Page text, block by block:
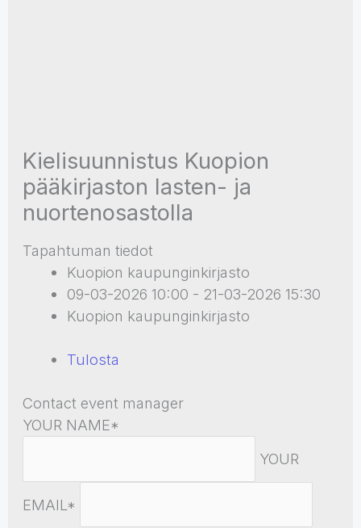
Kielisuunnistus Kuopion
pääkirjaston lasten- ja
nuortenosastolla
Tapahtuman tiedot
Kuopion kaupunginkirjasto
09-03-2026 10:00 - 21-03-2026 15:30
Kuopion kaupunginkirjasto
Tulosta
Contact event manager
YOUR NAME*
YOUR
EMAIL*